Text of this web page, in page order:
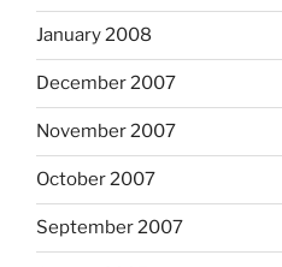
January 2008
December 2007
November 2007
October 2007
September 2007